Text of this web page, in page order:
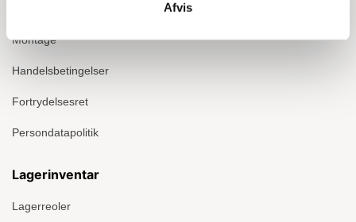
Afvis
Montage
Handelsbetingelser
Fortrydelsesret
Persondatapolitik
Lagerinventar
Lagerreoler